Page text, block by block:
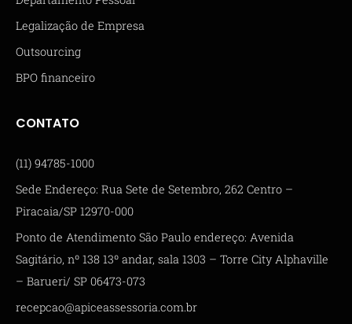
Legalização de Empresa
Outsourcing
BPO financeiro
CONTATO
(11) 94785-1000
Sede Endereço: Rua Sete de Setembro, 262 Centro –
Piracaia/SP 12970-000
Ponto de Atendimento São Paulo endereço: Avenida
Sagitário, nº 138 13º andar, sala 1303 – Torre City Alphaville
– Barueri/ SP 06473-073
recepcao@apiceassessoria.com.br